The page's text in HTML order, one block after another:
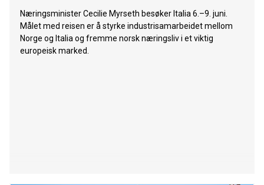
Næringsminister Cecilie Myrseth besøker Italia 6.–9. juni.
Målet med reisen er å styrke industrisamarbeidet mellom
Norge og Italia og fremme norsk næringsliv i et viktig
europeisk marked.